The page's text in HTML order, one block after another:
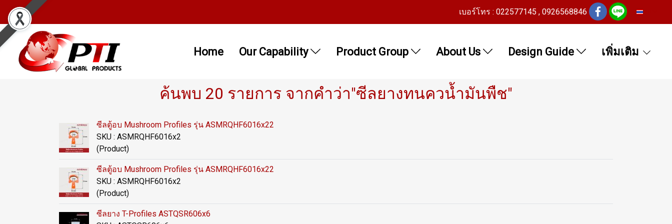
เบอร์โทร : 022577145 , 0926568846
Home Our Capability Product Group About Us Design Guide เพิ่มเติม
ค้นพบ 20 รายการ จากคำว่า"ซีลยางทนควน้ำมันพืช"
ซีลตู้อบ Mushroom Profiles รุ่น ASMRQHF6016x22
SKU : ASMRQHF6016x2
(Product)
ซีลตู้อบ Mushroom Profiles รุ่น ASMRQHF6016x22
SKU : ASMRQHF6016x2
(Product)
ซีลยาง T-Profiles ASTQSR606x6